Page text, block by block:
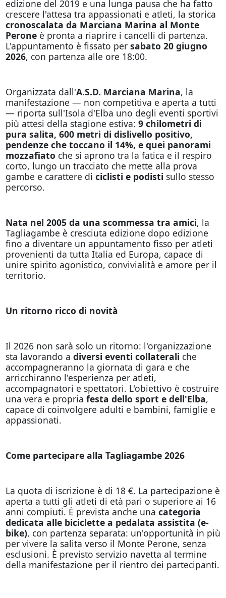
edizione del 2019 e una lunga pausa che ha fatto
crescere l'attesa tra appassionati e atleti, la storica
cronoscalata da Marciana Marina al Monte
Peroneè pronta a riaprire i cancelli di partenza.
L'appuntamento è fissato per sabato 20 giugno
2026, con partenza alle ore 18:00.
Organizzata dall'A.S.D. Marciana Marina, la
manifestazione — non competitiva e aperta a tutti
— riporta sull'Isola d'Elba uno degli eventi sportivi
più attesi della stagione estiva: 9 chilometri di
pura salita, 600 metri di dislivello positivo,
pendenze che toccano il 14%, e quei panorami
mozzafiato che si aprono tra la fatica e il respiro
corto, lungo un tracciato che mette alla prova
gambe e carattere di ciclisti e podisti sullo stesso
percorso.
Nata nel 2005 da una scommessa tra amici, la
Tagliagambe è cresciuta edizione dopo edizione
fino a diventare un appuntamento fisso per atleti
provenienti da tutta Italia ed Europa, capace di
unire spirito agonistico, convivialità e amore per il
territorio.
Un ritorno ricco di novità
Il 2026 non sarà solo un ritorno: l'organizzazione
sta lavorando a diversi eventi collaterali che
accompagneranno la giornata di gara e che
arricchiranno l'esperienza per atleti,
accompagnatori e spettatori. L'obiettivo è costruire
una vera e propria festa dello sport e dell'Elba,
capace di coinvolgere adulti e bambini, famiglie e
appassionati.
Come partecipare alla Tagliagambe 2026
La quota di iscrizione è di 18 €. La partecipazione è
aperta a tutti gli atleti di età pari o superiore ai 16
anni compiuti. È prevista anche una categoria
dedicata alle biciclette a pedalata assistita (e-
bike), con partenza separata: un'opportunità in più
per vivere la salita verso il Monte Perone, senza
esclusioni. È previsto servizio navetta al termine
della manifestazione per il rientro dei partecipanti.